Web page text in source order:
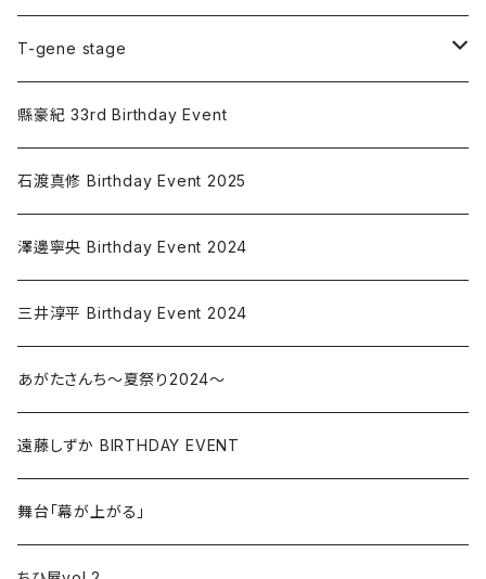
T-gene stage
Episode 犬紀村～MOMOTARO～
正義の味方 ~ジャスティス・タクティス~
囚われた5人？-2025-
Altersong
消された声2026
ゾンビと6人
by KAMISHIBAI
縣豪紀 33rd Birthday Event
石渡真修 Birthday Event 2025
澤邊寧央 Birthday Event 2024
三井淳平 Birthday Event 2024
あがたさんち～夏祭り2024～
遠藤しずか BIRTHDAY EVENT
舞台「幕が上がる」